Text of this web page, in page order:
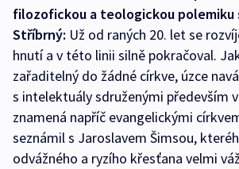
filozofickou a teologickou polemiku
Stříbrný: Už od raných 20. let se
hnutí a v této linii silně pokračoval.
zařaditelný do žádné církve, úzce
s intelektuály sdruženými především v
znamená napříč evangelickými
seznámil s Jaroslavem Šimsou,
odvážného a ryzího křesťana velmi